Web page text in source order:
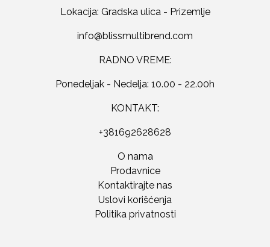
Lokacija: Gradska ulica - Prizemlje
RADNO VREME:
Ponedeljak - Nedelja: 10.00 - 22.00h
KONTAKT:
+381692628628
O nama
Prodavnice
Kontaktirajte nas
Uslovi korišćenja
Politika privatnosti